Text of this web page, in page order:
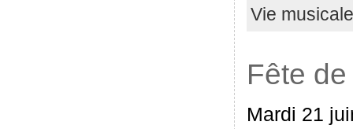
Vie musicale
Fête
Mardi 21